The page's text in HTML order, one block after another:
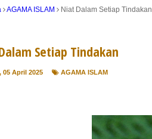
AGAMA ISLAM Niat Dalam Setiap Tindakan
Setiap Tindakan
05 April 2025 AGAMA ISLAM